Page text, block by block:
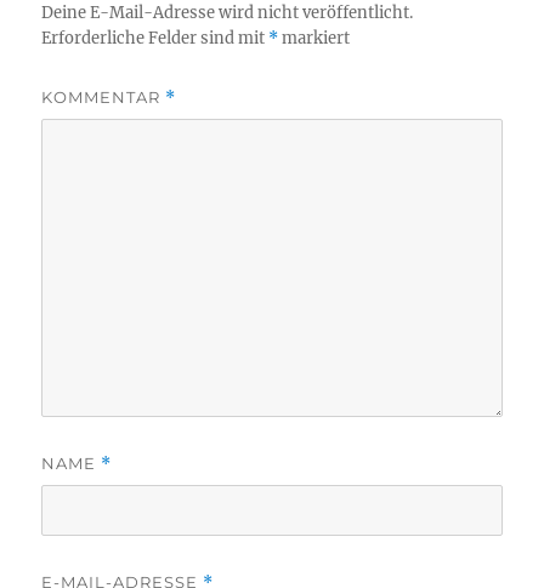
Deine E-Mail-Adresse wird nicht veröffentlicht.
Erforderliche Felder sind mit *markiert
KOMMENTAR *
NAME *
E-MAIL-ADRESSE *